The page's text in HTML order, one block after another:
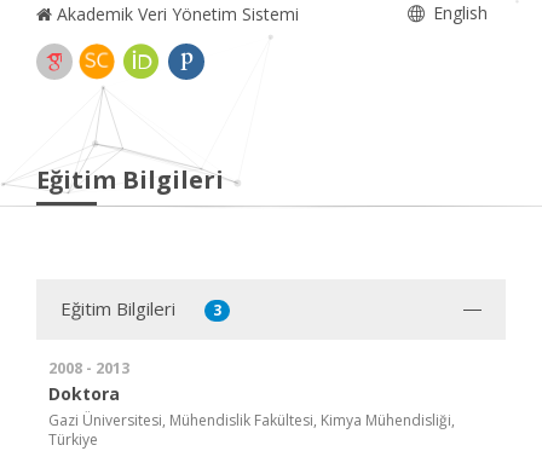
Akademik Veri Yönetim Sistemi English
Eğitim Bilgileri
Eğitim Bilgileri 3
2008 - 2013
Doktora
Gazi Üniversitesi, Mühendislik Fakültesi, Kimya Mühendisliği,
Türkiye